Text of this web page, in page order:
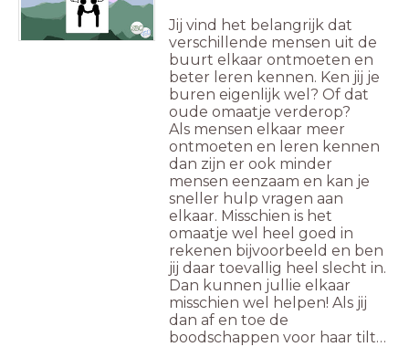
Jij vind het belangrijk dat
verschillende mensen uit de
buurt elkaar ontmoeten en
beter leren kennen. Ken jij je
buren eigenlijk wel? Of dat
oude omaatje verderop?
Als mensen elkaar meer
ontmoeten en leren kennen
dan zijn er ook minder
mensen eenzaam en kan je
sneller hulp vragen aan
elkaar. Misschien is het
omaatje wel heel goed in
rekenen bijvoorbeeld en ben
jij daar toevallig heel slecht in.
Dan kunnen jullie elkaar
misschien wel helpen! Als jij
dan af en toe de
boodschappen voor haar tilt…